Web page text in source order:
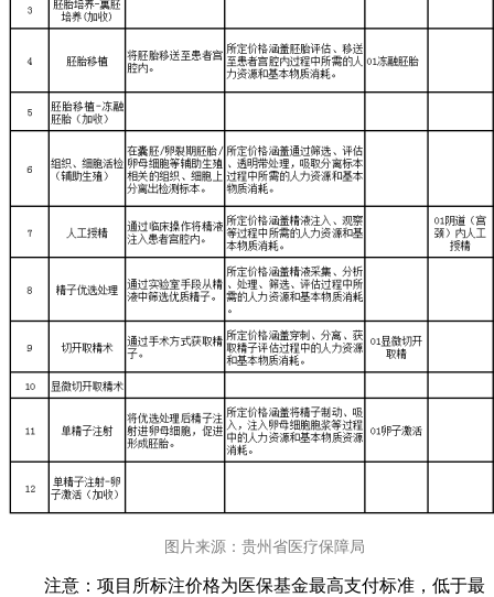
图片来源：贵州省医疗保障局
注意：项目所标注价格为医保基金最高支付标准，低于最